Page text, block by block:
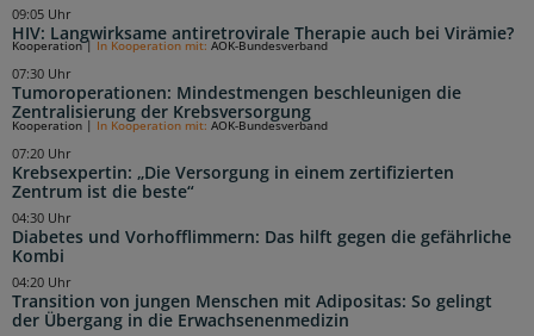
HIV: Langwirksame antiretrovirale Therapie auch bei Virämie?
09:05 Uhr
Tumoroperationen: Mindestmengen beschleunigen die
Zentralisierung der Krebsversorgung
Kooperation| In Kooperation mit: AOK-Bundesverband
07:30 Uhr
Krebsexpertin: „Die Versorgung in einem zertifizierten
Zentrum ist die beste“
Kooperation In Kooperation mit: AOK-Bundesverband
07:20 Uhr
Diabetes und Vorhofflimmern: Das hilft gegen die gefährliche
Kombi
04:30 Uhr
Transition von jungen Menschen mit Adipositas: So gelingt
der Übergang in die Erwachsenenmedizin
04:20 Uhr